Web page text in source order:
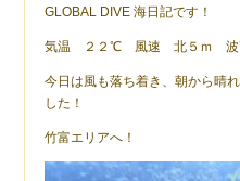
GLOBAL DIVE 海日記です！
気温 ２２℃ 風速 北５ｍ 波
今日は風も落ち着き、朝から晴
した！
竹富エリアへ！